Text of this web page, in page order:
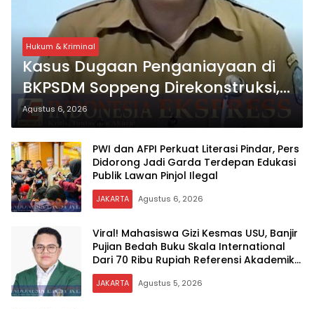
Hukum & Kriminal
Kasus Dugaan Penganiayaan di
BKPSDM Soppeng Direkonstruksi,
Rusman Tegaskan Proses Hukum
Terus Berjalan
Agustus 6, 2026
PWI dan AFPI Perkuat Literasi Pindar, Pers
Didorong Jadi Garda Terdepan Edukasi
Publik Lawan Pinjol Ilegal
JAKARTA Agustus 6, 2026
Viral! Mahasiswa Gizi Kesmas USU, Banjir
Pujian Bedah Buku Skala International
Dari 70 Ribu Rupiah Referensi Akademik
Dunia
JAKARTA Agustus 5, 2026